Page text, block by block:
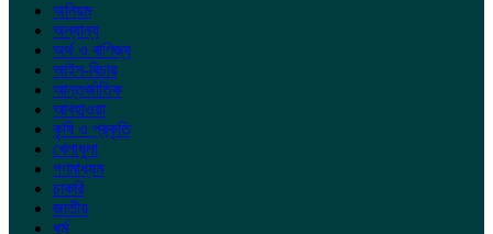
অনিয়ম
অন্যান্য
অর্থ ও বাণিজ্য
আইন-বিচার
আন্তর্জাতিক
আবহাওয়া
কৃষি ও প্রকৃতি
খেলাধুলা
গণমাধ্যম
চাকরি
জাতীয়
ধর্ম